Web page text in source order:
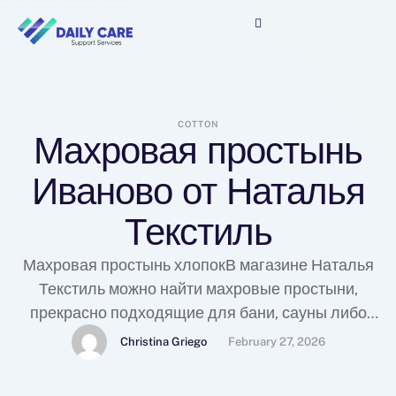
COTTON
Махровая простынь
Иваново от Наталья
Текстиль
Махровая простынь хлопокВ магазине Наталья
Текстиль можно найти махровые простыни,
прекрасно подходящие для бани, сауны либо
для комфортного домашнего применения. Эти
мягкие и удобные простыни будут отличным
Christina Griego February 27, 2026